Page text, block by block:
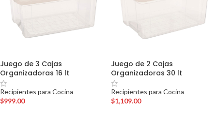
Juego de 3 Cajas
Organizadoras 16 lt
Recipientes para Cocina
$999.00
Juego de 2 Cajas
Organizadoras 30 lt
Recipientes para Cocina
$1,109.00